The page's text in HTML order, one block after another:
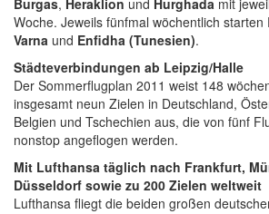
Woche. Jeweils fünfmal wöchentlich
Varna und Enfidha (Tunesien).
Städteverbindungen ab Leipzig/Halle
Der Sommerflugplan 2011 weist 148
insgesamt neun Zielen in Deutschland,
Belgien und Tschechien aus, die von fünf
nonstop angeflogen werden.
Mit Lufthansa täglich nach Frankfurt,
Düsseldorf sowie zu 200 Zielen weltweit
Lufthansa fliegt die beiden großen